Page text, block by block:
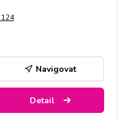
Navigovat
Detail